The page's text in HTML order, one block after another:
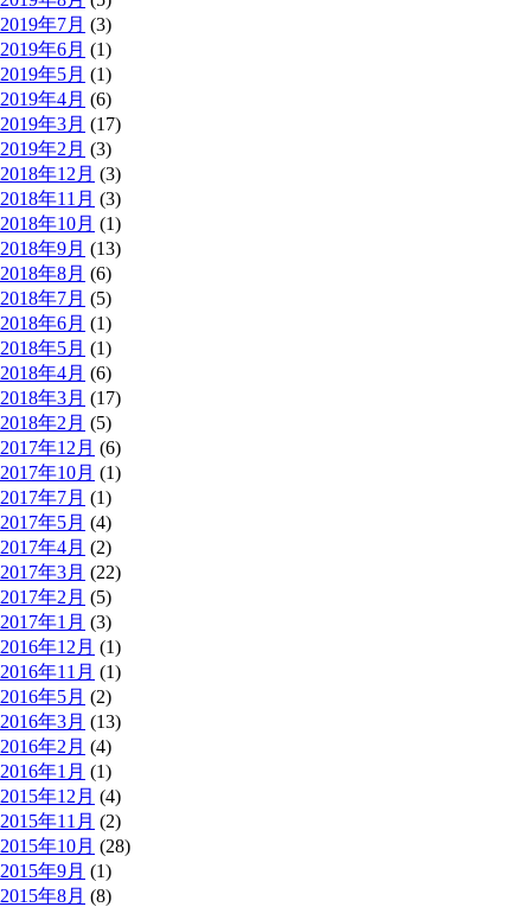
2019年7月 (3)
2019年6月 (1)
2019年5月 (1)
2019年4月 (6)
2019年3月 (17)
2019年2月 (3)
2018年12月 (3)
2018年11月 (3)
2018年10月 (1)
2018年9月 (13)
2018年8月 (6)
2018年7月 (5)
2018年6月 (1)
2018年5月 (1)
2018年4月 (6)
2018年3月 (17)
2018年2月 (5)
2017年12月 (6)
2017年10月 (1)
2017年7月 (1)
2017年5月 (4)
2017年4月 (2)
2017年3月 (22)
2017年2月 (5)
2017年1月 (3)
2016年12月 (1)
2016年11月 (1)
2016年5月 (2)
2016年3月 (13)
2016年2月 (4)
2016年1月 (1)
2015年12月 (4)
2015年11月 (2)
2015年10月 (28)
2015年9月 (1)
2015年8月 (8)